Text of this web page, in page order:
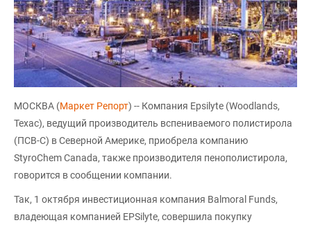
МОСКВА (Маркет Репорт) -- Компания Epsilyte (Woodlands,
Техас), ведущий производитель вспениваемого полистирола
(ПСВ-С) в Северной Америке, приобрела компанию
StyroChem Canada, также производителя пенополистирола,
говорится в сообщении компании.
Так, 1 октября инвестиционная компания Balmoral Funds,
владеющая компанией EPSilyte, совершила покупку